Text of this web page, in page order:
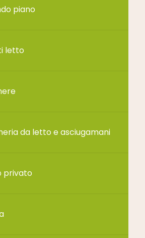
piano
letto
da letto e asciugamani
privato